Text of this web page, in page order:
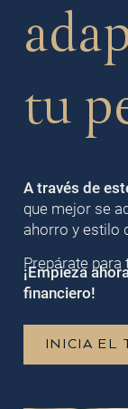
tu
A través de
que mejor se
ahorro y estilo
Prepárate
¡Empieza
financiero!
INICIA EL